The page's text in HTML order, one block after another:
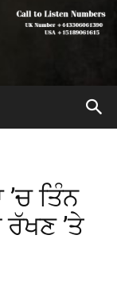
ਤਿੰਨ
’ਤੇ